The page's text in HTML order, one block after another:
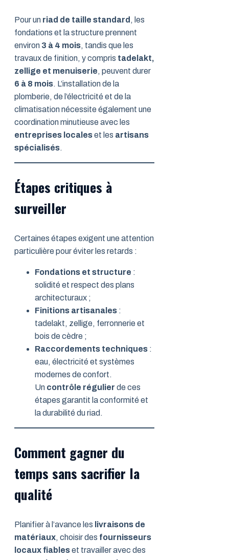
Pour un riad de taille standard , les
fondations et la structure prennent
environ 3 à 4 mois, tandis que les
travaux de finition, y compris tadelakt,
zellige et menuiserie, peuvent durer
6 à 8 mois. L’installation de la
plomberie, de l’électricité et de la
climatisation nécessite également une
coordination minutieuse avec les
entreprises localeset les artisans
spécialisés.
Étapes critiques à
surveiller
Certaines étapes exigent une attention
particulière pour éviter les retards :
Fondations et structure :
solidité et respect des plans
architecturaux ;
Finitions artisanales :
tadelakt, zellige, ferronnerie et
bois de cèdre ;
Raccordements techniques :
eau, électricité et systèmes
modernes de confort.
Un contrôle régulier de ces
étapes garantit la conformité et
la durabilité du riad.
Comment gagner du
temps sans sacrifier la
qualité
Planifier à l’avance les livraisons de
matériaux, choisir des fournisseurs
locaux fiableset travailler avec des